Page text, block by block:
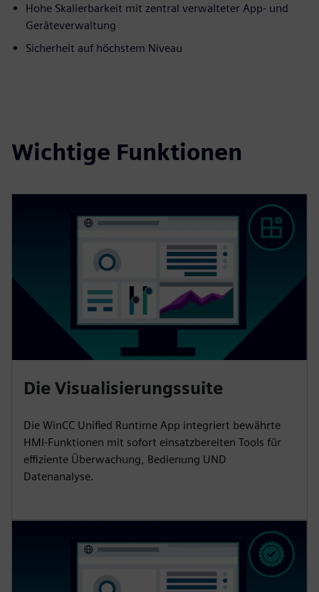
Hohe Skalierbarkeit mit zentral verwalteter App- und
Geräteverwaltung
Sicherheit auf höchstem Niveau
Wichtige Funktionen
Die Visualisierungssuite
Die WinCC Unified Runtime App integriert bewährte
HMI-Funktionen mit sofort einsatzbereiten Tools für
effiziente Überwachung, Bedienung UND
Datenanalyse.